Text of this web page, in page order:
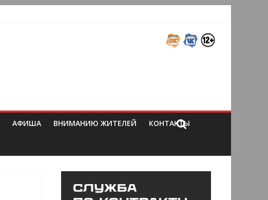
АФИША ВНИМАНИЮ ЖИТЕЛЕЙ КОНТАКТЫ